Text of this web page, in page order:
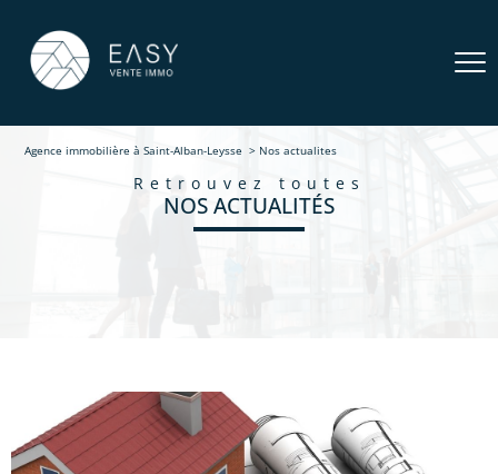
Agence immobilière à Saint-Alban-Leysse Nos actualites
retrouvez toutes
NOS ACTUALITÉS